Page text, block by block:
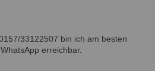
33122507 bin ich am besten
erreichbar.